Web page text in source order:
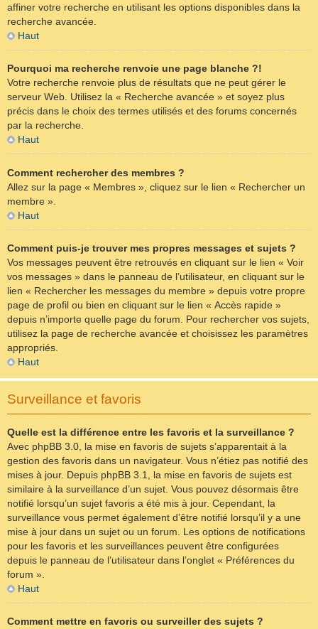
affiner votre recherche en utilisant les options disponibles dans la
recherche avancée.
Haut
Pourquoi ma recherche renvoie une page blanche ?!
Votre recherche renvoie plus de résultats que ne peut gérer le
serveur Web. Utilisez la « Recherche avancée » et soyez plus
précis dans le choix des termes utilisés et des forums concernés
par la recherche.
Haut
Comment rechercher des membres ?
Allez sur la page « Membres », cliquez sur le lien « Rechercher un
membre ».
Haut
Comment puis-je trouver mes propres messages et sujets ?
Vos messages peuvent être retrouvés en cliquant sur le lien « Voir
vos messages » dans le panneau de l’utilisateur, en cliquant sur le
lien « Rechercher les messages du membre » depuis votre propre
page de profil ou bien en cliquant sur le lien « Accès rapide »
depuis n’importe quelle page du forum. Pour rechercher vos sujets,
utilisez la page de recherche avancée et choisissez les paramètres
appropriés.
Haut
Surveillance et favoris
Quelle est la différence entre les favoris et la surveillance ?
Avec phpBB 3.0, la mise en favoris de sujets s’apparentait à la
gestion des favoris dans un navigateur. Vous n’étiez pas notifié des
mises à jour. Depuis phpBB 3.1, la mise en favoris de sujets est
similaire à la surveillance d’un sujet. Vous pouvez désormais être
notifié lorsqu’un sujet favoris a été mis à jour. Cependant, la
surveillance vous permet également d’être notifié lorsqu’il y a une
mise à jour dans un sujet ou un forum. Les options de notifications
pour les favoris et les surveillances peuvent être configurées
depuis le panneau de l’utilisateur dans l’onglet « Préférences du
forum ».
Haut
Comment mettre en favoris ou surveiller des sujets ?